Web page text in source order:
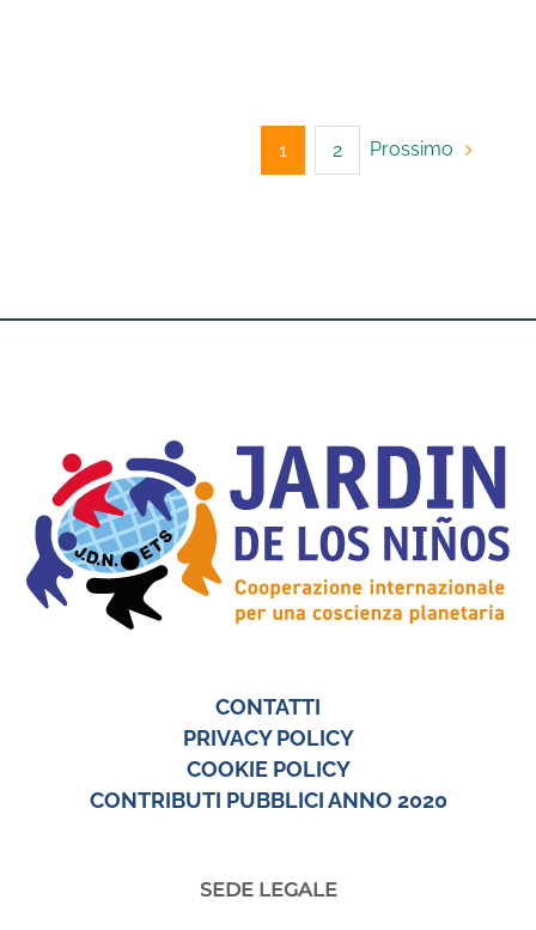
1 2 Prossimo
CONTATTI
PRIVACY POLICY
COOKIE POLICY
CONTRIBUTI PUBBLICI ANNO 2020
SEDE LEGALE